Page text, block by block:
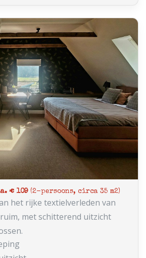
€ 109 (2-persoons, circa 35 m2)
het rijke textielverleden van
met schitterend uitzicht